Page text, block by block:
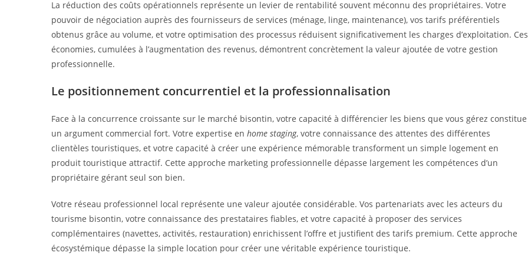
La réduction des coûts opérationnels représente un levier de rentabilité souvent méconnu des propriétaires. Votre
pouvoir de négociation auprès des fournisseurs de services (ménage, linge, maintenance), vos tarifs préférentiels
obtenus grâce au volume, et votre optimisation des processus réduisent significativement les charges d’exploitation. Ces
économies, cumulées à l’augmentation des revenus, démontrent concrètement la valeur ajoutée de votre gestion
professionnelle.
Le positionnement concurrentiel et la professionnalisation
Face à la concurrence croissante sur le marché bisontin, votre capacité à différencier les biens que vous gérez constitue
un argument commercial fort. Votre expertise en home staging, votre connaissance des attentes des différentes
clientèles touristiques, et votre capacité à créer une expérience mémorable transforment un simple logement en
produit touristique attractif. Cette approche marketing professionnelle dépasse largement les compétences d’un
propriétaire gérant seul son bien.
Votre réseau professionnel local représente une valeur ajoutée considérable. Vos partenariats avec les acteurs du
tourisme bisontin, votre connaissance des prestataires fiables, et votre capacité à proposer des services
complémentaires (navettes, activités, restauration) enrichissent l’offre et justifient des tarifs premium. Cette approche
écosystémique dépasse la simple location pour créer une véritable expérience touristique.